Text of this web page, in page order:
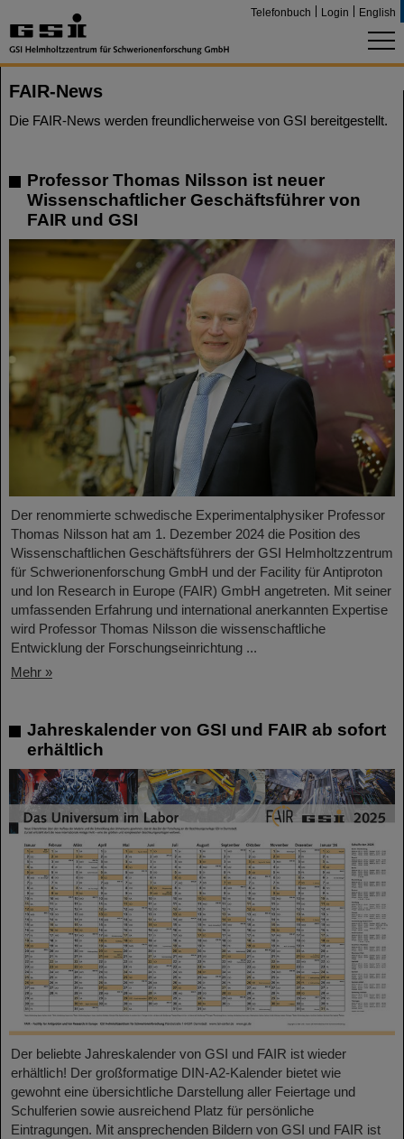
Telefonbuch Login English
FAIR-News
Die FAIR-News werden freundlicherweise von GSI bereitgestellt.
Professor Thomas Nilsson ist neuer
Wissenschaftlicher Geschäftsführer von
FAIR und GSI
Der renommierte schwedische Experimentalphysiker Professor
Thomas Nilsson hat am 1. Dezember 2024 die Position des
Wissenschaftlichen Geschäftsführers der GSI Helmholtzzentrum
für Schwerionenforschung GmbH und der Facility für Antiproton
und Ion Research in Europe (FAIR) GmbH angetreten. Mit seiner
umfassenden Erfahrung und international anerkannten Expertise
wird Professor Thomas Nilsson die wissenschaftliche
Entwicklung der Forschungseinrichtung ...
Mehr »
Jahreskalender von GSI und FAIR ab sofort
erhältlich
Der beliebte Jahreskalender von GSI und FAIR ist wieder
erhältlich! Der großformatige DIN-A2-Kalender bietet wie
gewohnt eine übersichtliche Darstellung aller Feiertage und
Schulferien sowie ausreichend Platz für persönliche
Eintragungen. Mit ansprechenden Bildern von GSI und FAIR ist